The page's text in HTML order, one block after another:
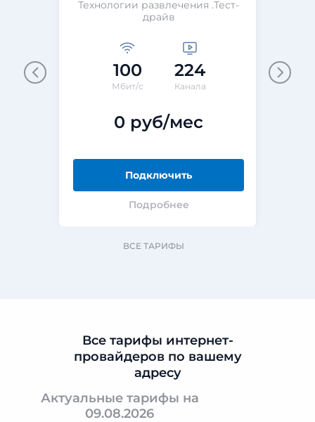
Технологии развлечения .Тест-
драйв
100
Мбит/с
224
Канала
0 руб/мес
Подключить
Подробнее
ВСЕ ТАРИФЫ
Все тарифы интернет-
провайдеров по вашему
адресу
Актуальные тарифы на
09.08.2026